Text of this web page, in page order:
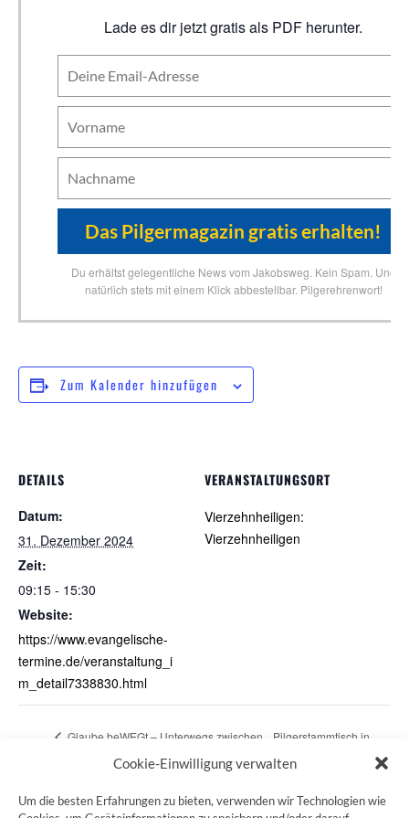
Cookie-Einwilligung verwalten
Um die besten Erfahrungen zu bieten, verwenden wir Technologien wie
Lade es dir jetzt gratis als PDF herunter.
Du erhältst gelegentliche News vom Jakobsweg. Kein Spam. Und
natürlich stets mit einem Klick abbestellbar. Pilgerehrenwort!
Zum Kalender hinzufügen
DETAILS
Datum:
31. Dezember 2024
Zeit:
09:15 - 15:30
Website:
https://www.evangelische-
termine.de/veranstaltung_i
m_detail7338830.html
VERANSTALTUNGSORT
Vierzehnheiligen:
Vierzehnheiligen
Glaube beWEGt – Unterwegs zwischen
Pilgerstammtisch in
Nürnberg